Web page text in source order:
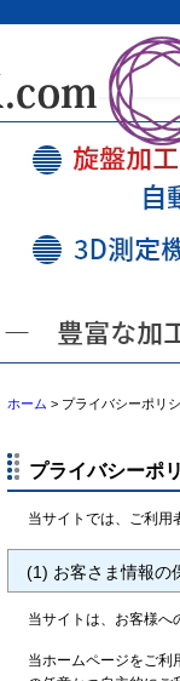
ホーム > プライバシーポリ
プライバシーポ
当サイトでは、ご利用
(1) お客さま情報の
当サイトは、お客様へ
当ホームページをご利